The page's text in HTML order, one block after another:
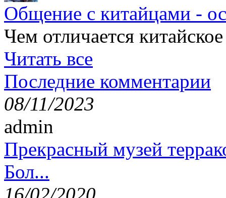
Общение с китайцами -
Чем отличается
Читать все
Последние комментарии
08/11/2023
admin
Прекрасный музей
Бол...